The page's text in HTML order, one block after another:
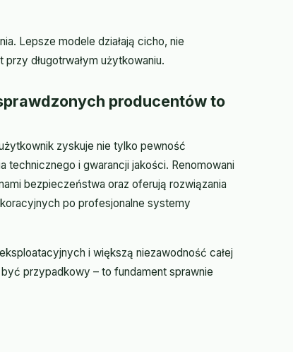
Lepsze modele działają cicho, nie
długotrwałym użytkowaniu.
producentów to
zyskuje nie tylko pewność
i gwarancji jakości. Renomowani
bezpieczeństwa oraz oferują rozwiązania
po profesjonalne systemy
i większą niezawodność całej
przypadkowy – to fundament sprawnie